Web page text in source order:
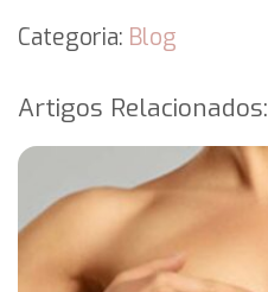
Categoria: Blog
Artigos Relacionados: